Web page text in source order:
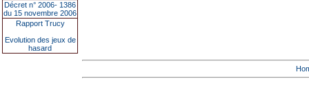
Décret n° 2006- 1386
du 15 novembre 2006
Rapport Trucy
Evolution des jeux de
hasard